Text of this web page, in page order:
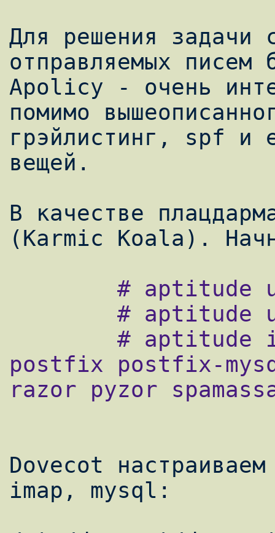
Для решения задачи
отправляемых писем
Apolicy - очень
помимо
грэйлистинг, spf и
вещей.
В качестве
postfix postfix-
razor pyzor
Dovecot
imap, mysql: